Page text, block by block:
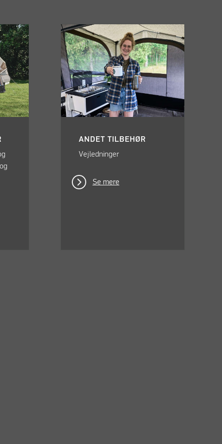
ANDET TILBEHØR
Vejledninger
Se mere